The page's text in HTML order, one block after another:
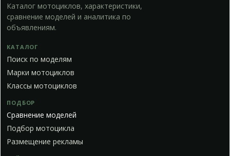
Каталог мотоциклов, характеристики,
сравнение моделей и аналитика по
объявлениям.
КАТАЛОГ
Поиск по моделям
Марки мотоциклов
Классы мотоциклов
ПОДБОР
Сравнение моделей
Подбор мотоцикла
Размещение рекламы